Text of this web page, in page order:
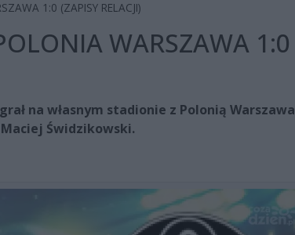
1:0 (ZAPISY RELACJI)
WARSZAWA 1:0
na własnym stadionie z Polonią Warszawa
Świdzikowski.